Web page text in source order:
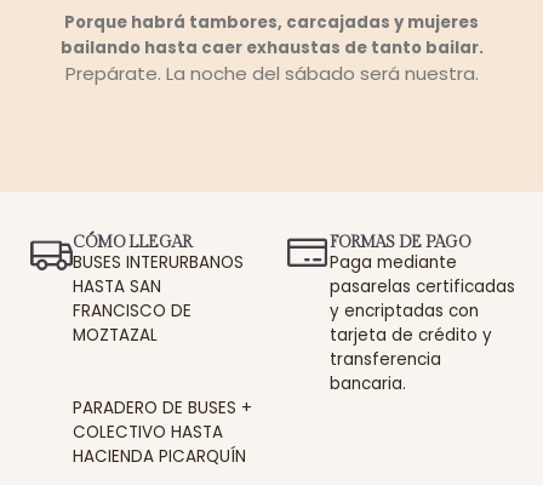
Porque habrá tambores, carcajadas y mujeres
bailando hasta ​caer exhaustas de tanto bailar.
Prepárate. La noche del sábado será nuestra.
CÓMO LLEGAR
BUSES INTERURBANOS
HASTA SAN
FRANCISCO DE
MOZTAZAL
PARADERO DE BUSES +
COLECTIVO HASTA
HACIENDA PICARQUÍN
FORMAS DE PAGO
Paga mediante
pasarelas certificadas
y encriptadas con
tarjeta de crédito y
transferencia
bancaria.